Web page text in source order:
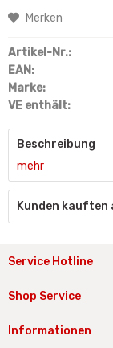
Merken
Artikel-Nr.:
EAN:
Marke:
VE enthält:
Beschreibung
mehr
Kunden kauften
Service Hotline
Shop Service
Informationen